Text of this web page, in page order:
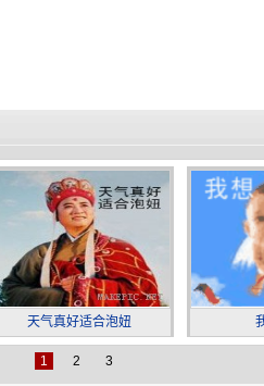
天气真好适合泡妞
1 2 3